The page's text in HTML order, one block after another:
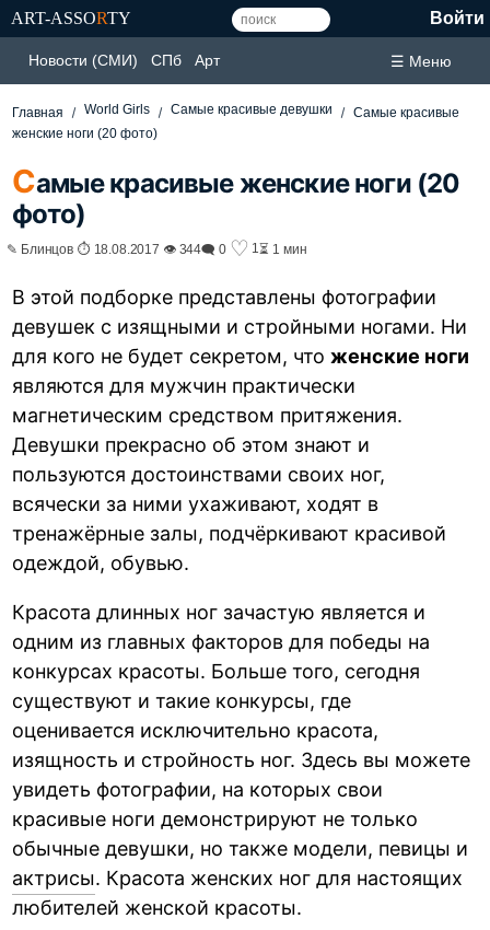
ART-ASSORTY Войти
Новости (СМИ) СПб Арт ☰ Меню
Главная World Girls Самые красивые девушки
Самые красивые
женские ноги (20 фото)
Самые красивые женские ноги (20
фото)
✎ Блинцов ⏱ 18.08.2017 👁 344🗨 0 ♡ 1⏳ 1 мин
В этой подборке представлены фотографии
девушек с изящными и стройными ногами. Ни
для кого не будет секретом, чтоженские ноги
являются для мужчин практически
магнетическим средством притяжения.
Девушки прекрасно об этом знают и
пользуются достоинствами своих ног,
всячески за ними ухаживают, ходят в
тренажёрные залы, подчёркивают красивой
одеждой, обувью.
Красота длинных ног зачастую является и
одним из главных факторов для победы на
конкурсах красоты. Больше того, сегодня
существуют и такие конкурсы, где
оценивается исключительно красота,
изящность и стройность ног. Здесь вы можете
увидеть фотографии, на которых свои
красивые ноги демонстрируют не только
обычные девушки, но также модели, певицы и
актрисы. Красота женских ног для настоящих
любителей женской красоты.